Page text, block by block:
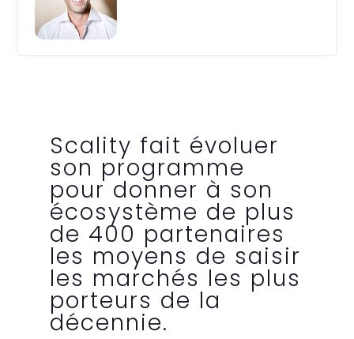
Scality fait évoluer
son programme
pour donner à son
écosystème de plus
de 400 partenaires
les moyens de saisir
les marchés les plus
porteurs de la
décennie.